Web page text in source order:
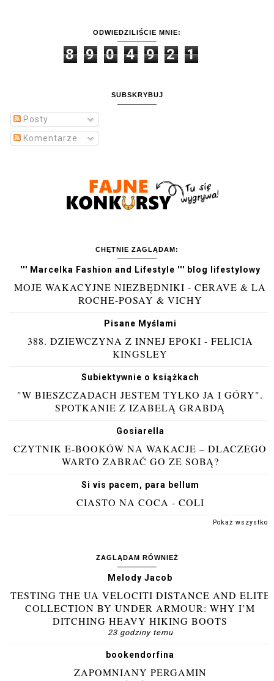
ODWIEDZILIŚCIE MNIE:
8 9 0 4 9 2 1
SUBSKRYBUJ
Posty
Komentarze
CHĘTNIE ZAGLĄDAM:
''' Marcelka Fashion and Lifestyle ''' blog lifestylowy
MOJE WAKACYJNE NIEZBĘDNIKI - CERAVE & LA
ROCHE-POSAY & VICHY
Pisane Myślami
388. DZIEWCZYNA Z INNEJ EPOKI - FELICIA
KINGSLEY
Subiektywnie o książkach
"W BIESZCZADACH JESTEM TYLKO JA I GÓRY".
SPOTKANIE Z IZABELĄ GRABDĄ
Gosiarella
CZYTNIK E-BOOKÓW NA WAKACJE – DLACZEGO
WARTO ZABRAĆ GO ZE SOBĄ?
Si vis pacem, para bellum
CIASTO NA COCA - COLI
Pokaż wszystko
ZAGLĄDAM RÓWNIEŻ
Melody Jacob
TESTING THE UA VELOCITI DISTANCE AND ELITE
COLLECTION BY UNDER ARMOUR: WHY I’M
DITCHING HEAVY HIKING BOOTS
23 godziny temu
bookendorfina
ZAPOMNIANY PERGAMIN